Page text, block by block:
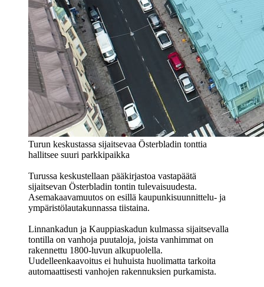
Turun keskustassa sijaitsevaa Österbladin tonttia
hallitsee suuri parkkipaikka
Turussa keskustellaan pääkirjastoa vastapäätä
sijaitsevan Österbladin tontin tulevaisuudesta.
Asemakaavamuutos on esillä kaupunkisuunnittelu- ja
ympäristölautakunnassa tiistaina.
Linnankadun ja Kauppiaskadun kulmassa sijaitsevalla
tontilla on vanhoja puutaloja, joista vanhimmat on
rakennettu 1800-luvun alkupuolella.
Uudelleenkaavoitus ei huhuista huolimatta tarkoita
automaattisesti vanhojen rakennuksien purkamista.